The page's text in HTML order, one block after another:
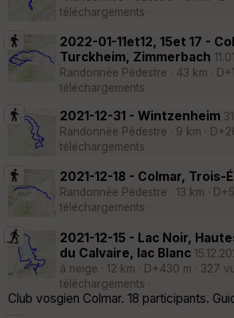
téléchargements ·
2022-01-11et12, 15et 17 -
Turckheim, Zimmerbach
Randonnée Pédestre · 43 km ·
téléchargements ·
2021-12-31 - Wintzenheim
Randonnée Pédestre · 9 km ·
téléchargements ·
2021-12-18 - Colmar, Trois-
Randonnée Pédestre · 13 km ·
téléchargements ·
2021-12-15 - Lac Noir,
du Calvaire, lac Blanc
à neige · 12 km · D+430 m · 327
téléchargements ·
Club vosgien Colmar. 18 participants.